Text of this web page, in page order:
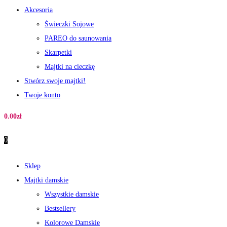
Akcesoria
Świeczki Sojowe
PAREO do saunowania
Skarpetki
Majtki na cieczkę
Stwórz swoje majtki!
Twoje konto
0.00zł
0
Sklep
Majtki damskie
Wszystkie damskie
Bestsellery
Kolorowe Damskie